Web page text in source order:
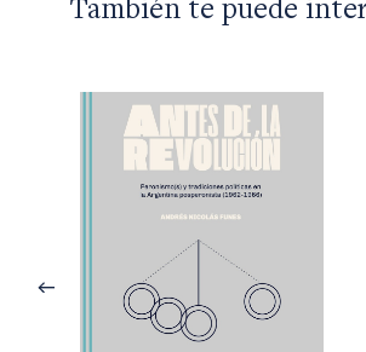
También te puede